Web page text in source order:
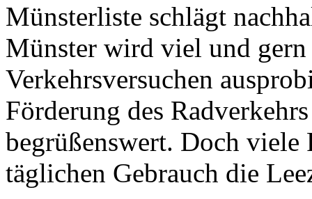
Münsterliste schlägt
Münster wird viel und
Verkehrsversuchen
Förderung des
begrüßenswert. Doch
täglichen Gebrauch die